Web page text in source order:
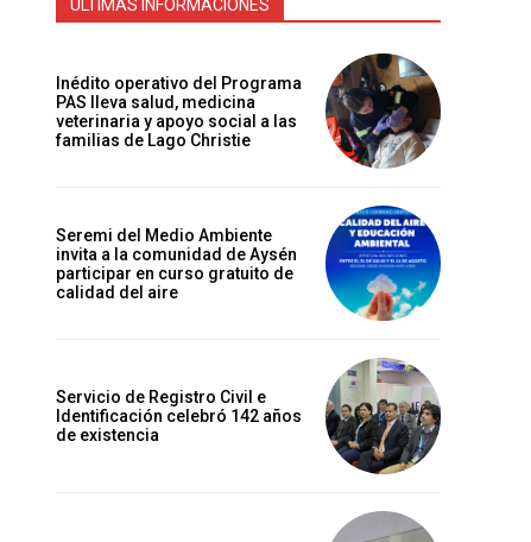
ULTIMAS INFORMACIONES
Inédito operativo del Programa
PAS lleva salud, medicina
veterinaria y apoyo social a las
familias de Lago Christie
Seremi del Medio Ambiente
invita a la comunidad de Aysén
participar en curso gratuito de
calidad del aire
Servicio de Registro Civil e
Identificación celebró 142 años
de existencia